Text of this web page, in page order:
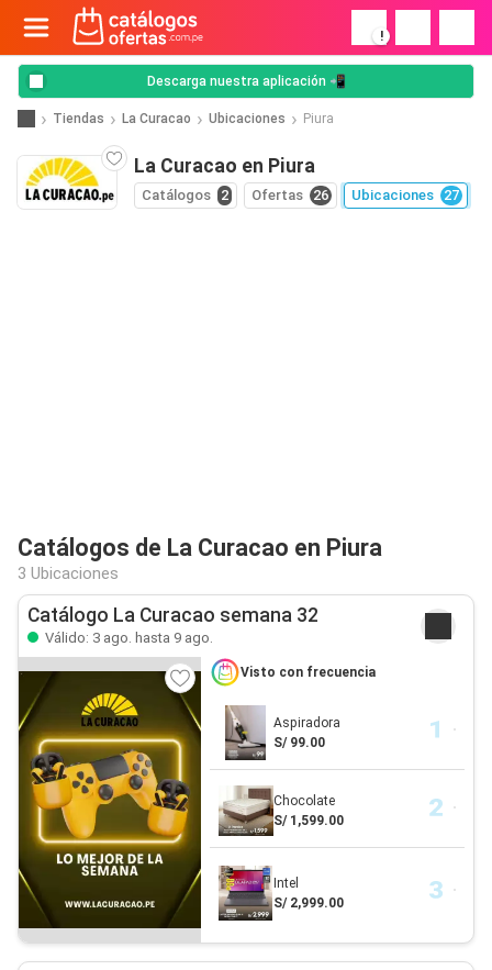
!
Descarga nuestra aplicación 📲
Tiendas La Curacao Ubicaciones Piura
La Curacao en Piura
Catálogos 2 Ofertas 26 Ubicaciones 27
Catálogos de La Curacao en Piura
3 Ubicaciones
Catálogo La Curacao semana 32
Válido: 3 ago. hasta 9 ago.
Visto con frecuencia
Aspiradora
S/ 99.00
Chocolate
S/ 1,599.00
Intel
S/ 2,999.00